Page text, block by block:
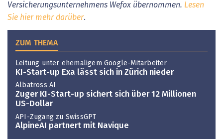
Versicherungsunternehmens Wefox übernommen. Lesen
Sie hier mehr darüber.
ZUM THEMA
Leitung unter ehemaligem Google-Mitarbeiter
KI-Start-up Exa lässt sich in Zürich nieder
Albatross AI
Zuger KI-Start-up sichert sich über 12 Millionen
US-Dollar
API-Zugang zu SwissGPT
AlpineAI partnert mit Navique